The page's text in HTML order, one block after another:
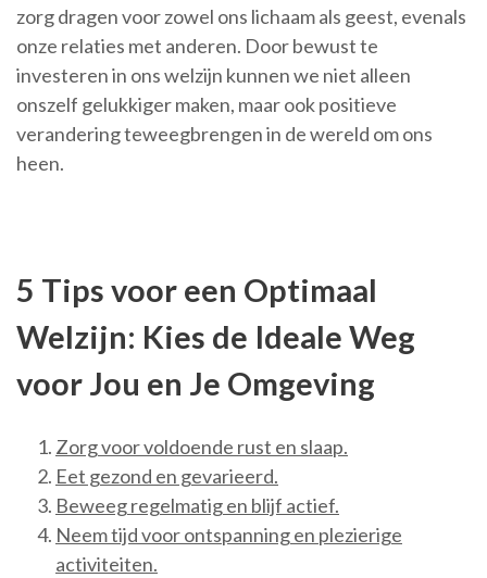
zorg dragen voor zowel ons lichaam als geest, evenals
onze relaties met anderen. Door bewust te
investeren in ons welzijn kunnen we niet alleen
onszelf gelukkiger maken, maar ook positieve
verandering teweegbrengen in de wereld om ons
heen.
5 Tips voor een Optimaal
Welzijn: Kies de Ideale Weg
voor Jou en Je Omgeving
Zorg voor voldoende rust en slaap.
Eet gezond en gevarieerd.
Beweeg regelmatig en blijf actief.
Neem tijd voor ontspanning en plezierige
activiteiten.